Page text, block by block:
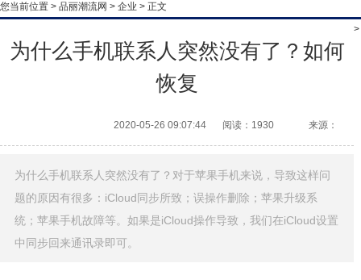
您当前位置 > 品丽潮流网 > 企业 > 正文
>
为什么手机联系人突然没有了？如何
恢复
2020-05-26 09:07:44 阅读：1930 来源：
为什么手机联系人突然没有了？对于苹果手机来说，导致这样问
题的原因有很多：iCloud同步所致；误操作删除；苹果升级系
统；苹果手机故障等。如果是iCloud操作导致，我们在iCloud设置
中同步回来通讯录即可。